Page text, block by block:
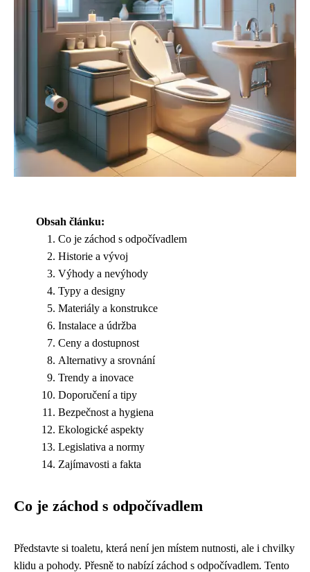
Obsah článku:
Co je záchod s odpočívadlem
Historie a vývoj
Výhody a nevýhody
Typy a designy
Materiály a konstrukce
Instalace a údržba
Ceny a dostupnost
Alternativy a srovnání
Trendy a inovace
Doporučení a tipy
Bezpečnost a hygiena
Ekologické aspekty
Legislativa a normy
Zajímavosti a fakta
Co je záchod s odpočívadlem
Představte si toaletu, která není jen místem nutnosti, ale i chvilky
klidu a pohody. Přesně to nabízí záchod s odpočívadlem. Tento